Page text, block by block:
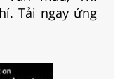
Tải ngay ứng